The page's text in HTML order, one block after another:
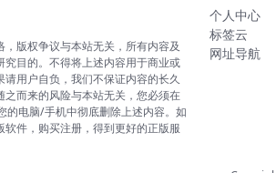
版权争议与本站无关，所有内容及
目的。不得将上述内容用于商业或
用户自负，我们不保证内容的长久
而来的风险与本站无关，您必须在
的电脑/手机中彻底删除上述内容。如
件，购买注册，得到更好的正版服
个人中心
标签云
网址导航